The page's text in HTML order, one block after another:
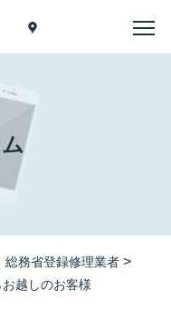
総務省登録修理業者 >
越しのお客様